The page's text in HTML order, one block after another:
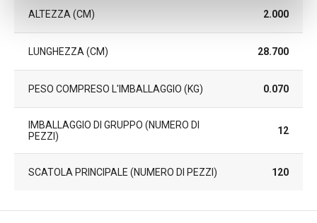
ALTEZZA (CM) 2.000
LUNGHEZZA (CM) 28.700
PESO COMPRESO L'IMBALLAGGIO (KG) 0.070
IMBALLAGGIO DI GRUPPO (NUMERO DI
PEZZI)
12
SCATOLA PRINCIPALE (NUMERO DI PEZZI) 120